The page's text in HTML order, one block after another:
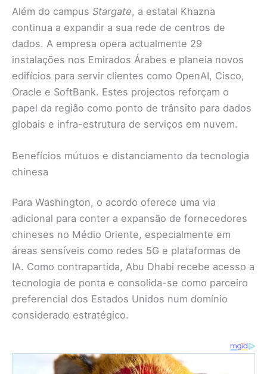
Além do campus Stargate, a estatal Khazna
continua a expandir a sua rede de centros de
dados. A empresa opera actualmente 29
instalações nos Emirados Árabes e planeia novos
edifícios para servir clientes como OpenAI, Cisco,
Oracle e SoftBank. Estes projectos reforçam o
papel da região como ponto de trânsito para dados
globais e infra-estrutura de serviços em nuvem.
Benefícios mútuos e distanciamento da tecnologia
chinesa
Para Washington, o acordo oferece uma via
adicional para conter a expansão de fornecedores
chineses no Médio Oriente, especialmente em
áreas sensíveis como redes 5G e plataformas de
IA. Como contrapartida, Abu Dhabi recebe acesso a
tecnologia de ponta e consolida-se como parceiro
preferencial dos Estados Unidos num domínio
considerado estratégico.